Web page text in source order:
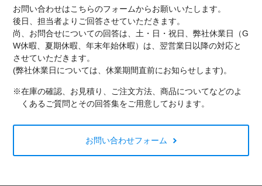
お問い合わせはこちらのフォームからお願いいたします。
後日、担当者よりご回答させていただきます。
尚、お問合せについての回答は、土・日・祝日、弊社休業日（G
W休暇、夏期休暇、年末年始休暇）は、翌営業日以降の対応と
させていただきます。
(弊社休業日については、休業期間直前にお知らせします)。
※在庫の確認、お見積り、ご注文方法、商品についてなどのよ
くあるご質問とその回答集をご用意しております。
お問い合わせフォーム